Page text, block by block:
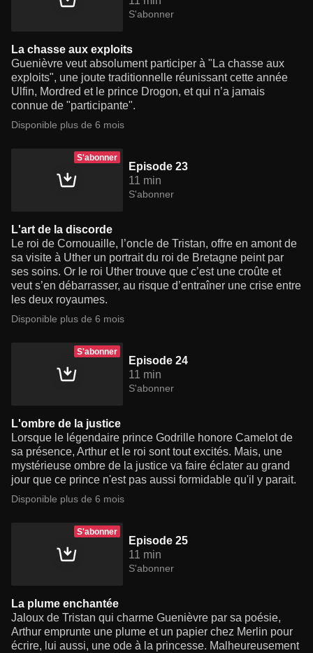
S'abonner
La chasse aux exploits
Guenièvre veut absolument participer à "La chasse aux
exploits", une joute traditionnelle réunissant cette année
Ulfin, Mordred et le prince Drogon, et qui n’a jamais
connue de "participante".
Disponible plus de 6 mois
S'abonner
Episode 23
11 min
S'abonner
L'art de la discorde
Le roi de Cornouaille, l’oncle de Tristan, offre en amont de
sa visite à Uther un portrait du roi de Bretagne peint par
ses soins. Or le roi Uther trouve que c’est une croûte et
veut s’en débarrasser, au risque d’entraîner une crise entre
les deux royaumes.
Disponible plus de 6 mois
S'abonner
Episode 24
11 min
S'abonner
L'ombre de la justice
Lorsque le légendaire prince Godrille honore Camelot de
sa présence, Arthur et le roi sont tout excités. Mais, une
mystérieuse ombre de la justice va faire éclater au grand
jour que ce prince n'est pas aussi formidable qu'il y parait.
Disponible plus de 6 mois
S'abonner
Episode 25
11 min
S'abonner
La plume enchantée
Jaloux de Tristan qui charme Guenièvre par sa poésie,
Arthur emprunte une plume et un papier chez Merlin pour
écrire, lui aussi, une ode à la princesse. Malheureusement